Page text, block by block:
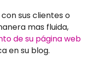
sus clientes o
mas fluida,
de su página web
en su blog.